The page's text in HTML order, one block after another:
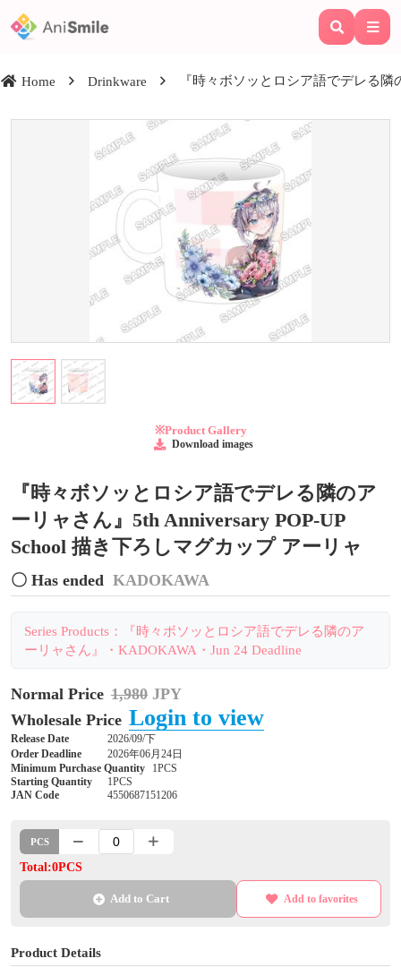
Home Drinkware 『時々ボソッとロシア語でデレる
※Product Gallery
Download images
『時々ボソッとロシア語でデレる隣のア
ーリャさん』5th Anniversary POP-UP
School 描き下ろしマグカップ アーリャ
〇 Has ended KADOKAWA
Series Products：『時々ボソッとロシア語でデレる隣のア
ーリャさん』・KADOKAWA・Jun 24 Deadline
Normal Price 1,980 JPY
Wholesale Price Login to view
Release Date
2026/09/下
Order Deadline
2026年06月24日
Minimum Purchase Quantity
1PCS
Starting Quantity
1PCS
JAN Code
4550687151206
PCS
Total:0PCS
Add to Cart Add to favorites
Product Details